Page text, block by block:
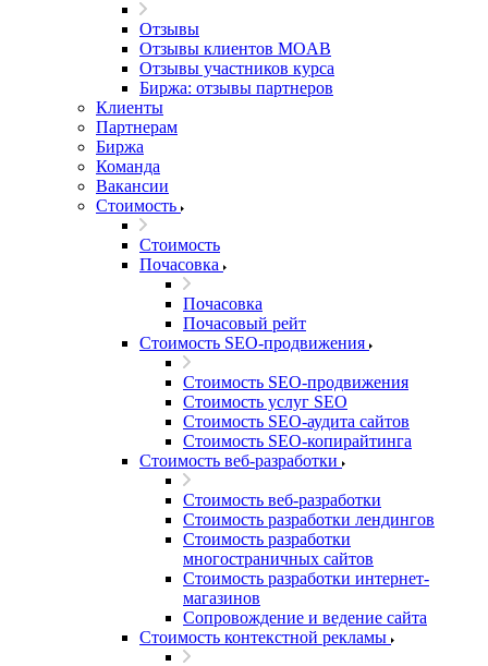
Отзывы
Отзывы клиентов MOAB
Отзывы участников курса
Биржа: отзывы партнеров
Клиенты
Партнерам
Биржа
Команда
Вакансии
Стоимость
Стоимость
Почасовка
Почасовка
Почасовый рейт
Стоимость SEO-продвижения
Стоимость SEO-продвижения
Стоимость услуг SEO
Стоимость SEO-аудита сайтов
Стоимость SEO-копирайтинга
Стоимость веб-разработки
Стоимость веб-разработки
Стоимость разработки лендингов
Стоимость разработки
многостраничных сайтов
Стоимость разработки интернет-
магазинов
Сопровождение и ведение сайта
Стоимость контекстной рекламы